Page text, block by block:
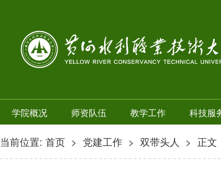
学院概况 师资队伍 教学工作 科技服
当前位置: 首页 > 党建工作 > 双带头人 > 正文